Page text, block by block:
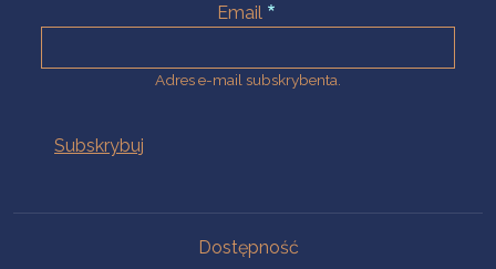
Email
Adres e-mail subskrybenta.
Dostępność